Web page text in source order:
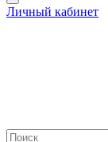
Личный кабинет